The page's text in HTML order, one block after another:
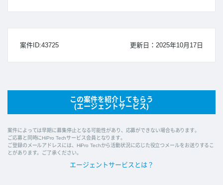
更新日：2025年10月17日
案件ID:43725
この案件を紹介してもらう
(エージェントサービス)
案件によっては早期に募集停止となる可能性があり、応募ができない場合もあります。
ご応募と同時にHiPro Techサービス会員となります。
ご登録のメールアドレスには、HiPro Techから活動状況に応じた役立つメールをお送りするこ
とがあります。ご了承ください。
エージェントサービスとは？